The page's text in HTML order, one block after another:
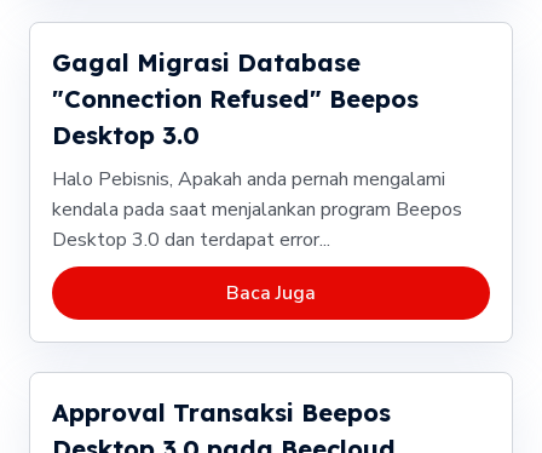
Gagal Migrasi Database
"Connection Refused" Beepos
Desktop 3.0
Halo Pebisnis, Apakah anda pernah mengalami
kendala pada saat menjalankan program Beepos
Desktop 3.0 dan terdapat error...
Baca Juga
Approval Transaksi Beepos